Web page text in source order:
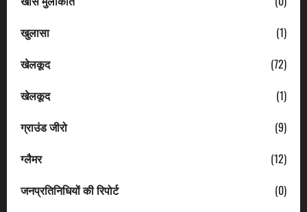
खुलासा
(1)
खेलकूद
(72)
खेलकूद
(1)
ग्राउंड जीरो
(9)
ग्लैमर
(12)
जनप्रतिनिधियों की रिपोर्ट
(0)